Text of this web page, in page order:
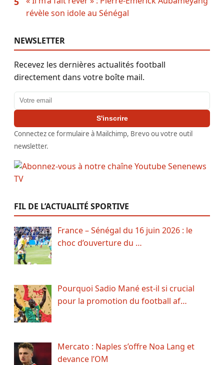
révèle son idole au Sénégal
NEWSLETTER
Recevez les dernières actualités football
directement dans votre boîte mail.
Adresse email
S'inscrire
Connectez ce formulaire à Mailchimp, Brevo ou votre outil
newsletter.
FIL DE L’ACTUALITÉ SPORTIVE
France – Sénégal du 16 juin 2026 : le
choc d’ouverture du …
Pourquoi Sadio Mané est-il si crucial
pour la promotion du football af…
Mercato : Naples s’offre Noa Lang et
devance l’OM